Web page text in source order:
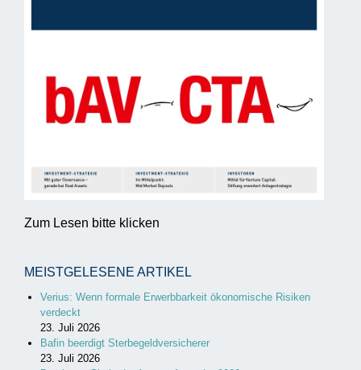
Zum Lesen bitte klicken
MEISTGELESENE ARTIKEL
Verius: Wenn formale Erwerbbarkeit ökonomische Risiken
verdeckt
23. Juli 2026
Bafin beerdigt Sterbegeldversicherer
23. Juli 2026